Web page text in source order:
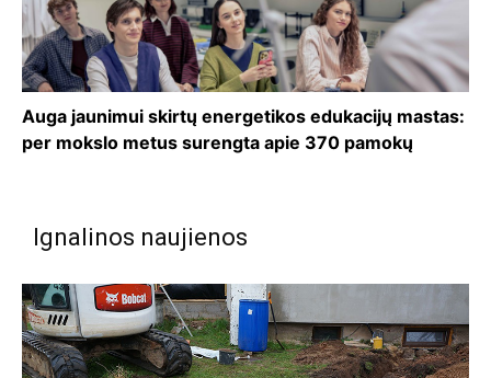
Auga jaunimui skirtų energetikos edukacijų mastas:
per mokslo metus surengta apie 370 pamokų
Ignalinos naujienos